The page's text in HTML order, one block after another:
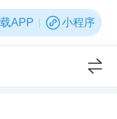
APP 小程序